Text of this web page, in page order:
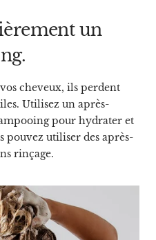
un
cheveux, ils perdent
Utilisez un après-
pour hydrater et
pouvez utiliser des après-
rinçage.